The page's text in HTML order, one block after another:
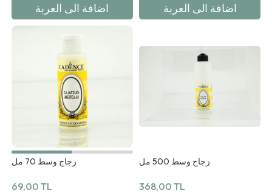
اضافة الى العربة اضافة الى العربة
زجاج وسط 70 مل
69,00 TL
زجاج وسط 500 مل
368,00 TL